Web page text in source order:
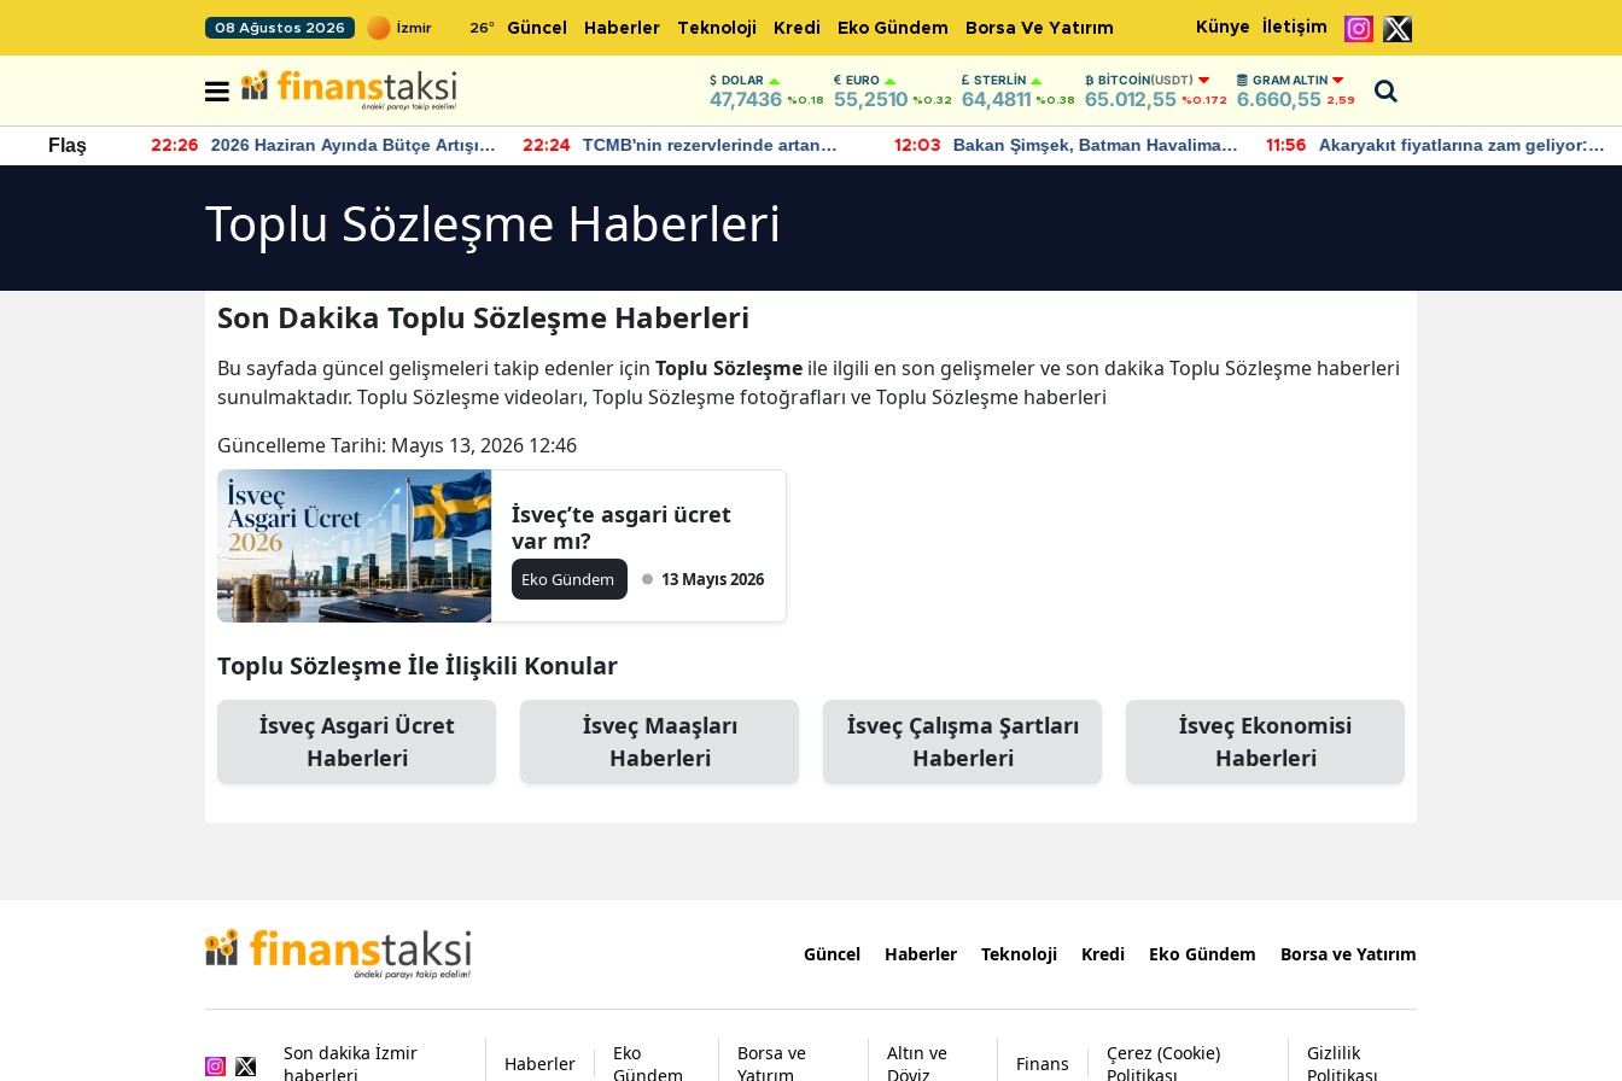
08 Ağustos 2026 26° Güncel Haberler Teknoloji Kredi Eko Gündem Borsa Ve Yatırım Künye İletişim
DOLAR
47,7436 %0.18
EURO
55,2510 %0.32
STERLIN
64,4811 %0.38
BITCOIN(USDT)
65.012,55 %0.172
GRAM ALTIN
6.660,55 2,59
Flaş 22:26
2026 Haziran Ayında Bütçe Artışı
Yaşandı
22:24
TCMB'nin rezervlerinde artan
momentum devam ediyor
12:03
Bakan Şimşek, Batman Havalimanı
için umut verici açıklamalarda
11:56
Akaryakıt fiyatlarına zam geliyor:
Yeni tarih açıklandı
Toplu Sözleşme Haberleri
Son Dakika Toplu Sözleşme Haberleri
Bu sayfada güncel gelişmeleri takip edenler için Toplu Sözleşme ile ilgili en son gelişmeler ve son dakika Toplu Sözleşme haberleri
sunulmaktadır. Toplu Sözleşme videoları, Toplu Sözleşme fotoğrafları ve Toplu Sözleşme haberleri
Güncelleme Tarihi: Mayıs 13, 2026 12:46
İsveç’te asgari ücret
var mı?
Eko Gündem 13 Mayıs 2026
Toplu Sözleşme İle İlişkili Konular
İsveç Asgari Ücret
Haberleri
İsveç Maaşları
Haberleri
İsveç Çalışma Şartları
Haberleri
İsveç Ekonomisi
Haberleri
Güncel Haberler Teknoloji Kredi Eko Gündem Borsa ve Yatırım
Son dakika İzmir
haberleri
Haberler
Eko
Gündem
Borsa ve
Yatırım
Altın ve
Döviz
Finans
Çerez (Cookie)
Politikası
Gizlilik
Politikası